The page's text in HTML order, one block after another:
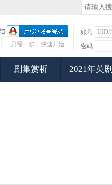
账号
密码
只需一步，快速开始
剧集赏析 2021年英剧